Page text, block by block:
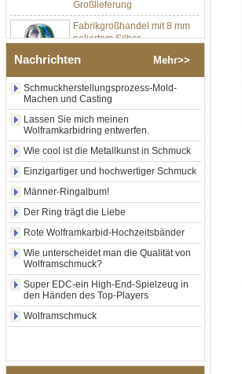
Fabrikgroßhandel mit 8 mm
poliertem Silber-
Wolframkarbid-Ring,
zerkleinertem blauem Opal
mit synthetischem
Malachitstreifen, Herren-
Ehering, individuelle innere
Lasergravur, OEM-ODM-
Großlieferung
Fabrikgroßhandel mit
schwarzem, poliertem,
quadratischem Siegelring
aus Wolframkarbid,
Holzeinlage mit Abalone-
Muschel-Kreuzmuster,
religiöser Statement-Ring für
Männer, individuelle
Innengravur, OEM-ODM-
Großlieferung
Fabrikgroßhandel mit 8 mm
roségoldenem,
galvanisiertem
Wolframcarbid-Ring, roter
Themen-Ehering für Männer,
Nachrichten Mehr>>
Schmuckherstellungsprozess-Mold-
Machen und Casting
Lassen Sie mich meinen
Wolframkarbidring entwerfen.
Wie cool ist die Metallkunst in Schmuck
Einzigartiger und hochwertiger Schmuck
Männer-Ringalbum!
Der Ring trägt die Liebe
Rote Wolframkarbid-Hochzeitsbänder
Wie unterscheidet man die Qualität von
Wolframschmuck?
Super EDC-ein High-End-Spielzeug in
den Händen des Top-Players
Wolframschmuck